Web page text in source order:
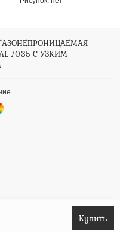
7035 С УЗКИМ
Купить